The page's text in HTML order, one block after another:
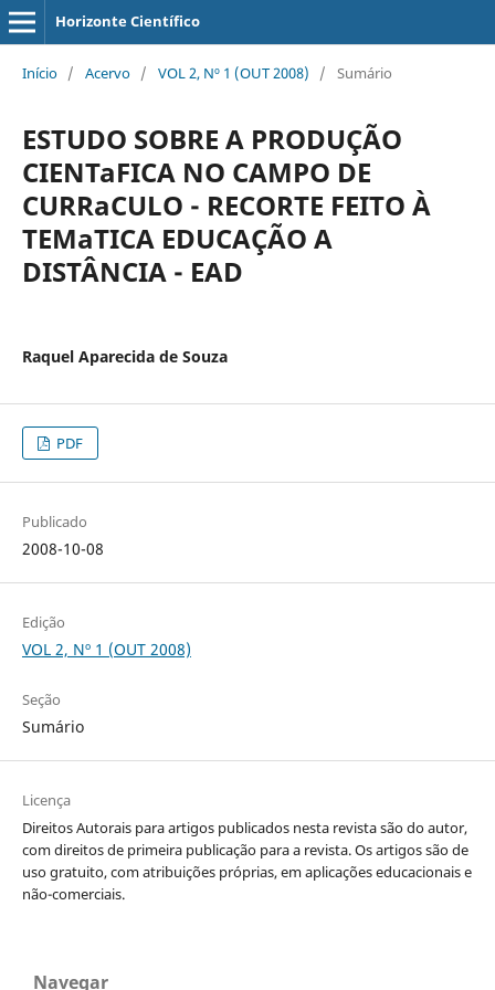
Horizonte Científico
Início / Acervo / VOL 2, Nº 1 (OUT 2008) / Sumário
ESTUDO SOBRE A PRODUÇÃO
CIENTaFICA NO CAMPO DE
CURRaCULO - RECORTE FEITO À
TEMaTICA EDUCAÇÃO A
DISTÂNCIA - EAD
Raquel Aparecida de Souza
PDF
Publicado
2008-10-08
Edição
VOL 2, Nº 1 (OUT 2008)
Seção
Sumário
Licença
Direitos Autorais para artigos publicados nesta revista são do autor,
com direitos de primeira publicação para a revista. Os artigos são de
uso gratuito, com atribuições próprias, em aplicações educacionais e
não-comerciais.
Navegar